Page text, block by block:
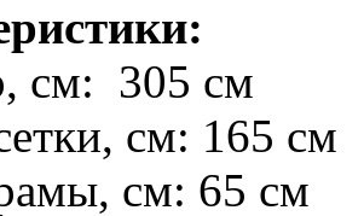
см: 305 см
см: 165 см
см: 65 см